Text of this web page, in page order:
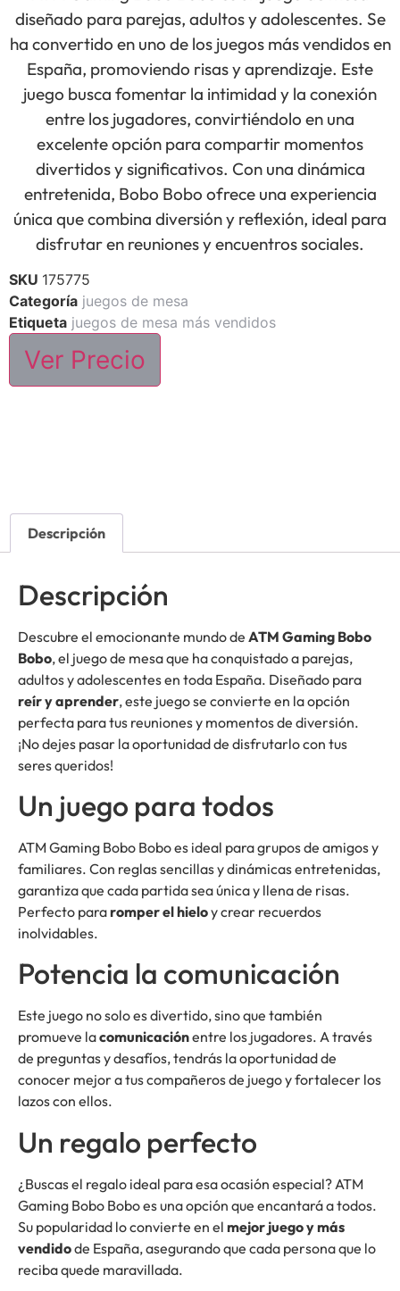
diseñado para parejas, adultos y adolescentes. Se
ha convertido en uno de los juegos más vendidos en
España, promoviendo risas y aprendizaje. Este
juego busca fomentar la intimidad y la conexión
entre los jugadores, convirtiéndolo en una
excelente opción para compartir momentos
divertidos y significativos. Con una dinámica
entretenida, Bobo Bobo ofrece una experiencia
única que combina diversión y reflexión, ideal para
disfrutar en reuniones y encuentros sociales.
SKU 175775
Categoría juegos de mesa
Etiqueta juegos de mesa más vendidos
Ver Precio
Descripción
Descripción
Descubre el emocionante mundo de ATM Gaming Bobo
Bobo, el juego de mesa que ha conquistado a parejas,
adultos y adolescentes en toda España. Diseñado para
reír y aprender, este juego se convierte en la opción
perfecta para tus reuniones y momentos de diversión.
¡No dejes pasar la oportunidad de disfrutarlo con tus
seres queridos!
Un juego para todos
ATM Gaming Bobo Bobo es ideal para grupos de amigos y
familiares. Con reglas sencillas y dinámicas entretenidas,
garantiza que cada partida sea única y llena de risas.
Perfecto pararomper el hieloy crear recuerdos
inolvidables.
Potencia la comunicación
Este juego no solo es divertido, sino que también
promueve lacomunicaciónentre los jugadores. A través
de preguntas y desafíos, tendrás la oportunidad de
conocer mejor a tus compañeros de juego y fortalecer los
lazos con ellos.
Un regalo perfecto
¿Buscas el regalo ideal para esa ocasión especial? ATM
Gaming Bobo Bobo es una opción que encantará a todos.
Su popularidad lo convierte en el mejor juego y más
vendidode España, asegurando que cada persona que lo
reciba quede maravillada.